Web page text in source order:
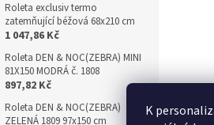
K
Roleta exclusiv termo
zatemňující béžová 68x210 cm
1 047,86 Kč
Roleta DEN & NOC(ZEBRA) MINI
81X150 MODRÁ č. 1808
897,82 Kč
Roleta DEN & NOC(ZEBRA)
ZELENÁ 1809 97x150 cm